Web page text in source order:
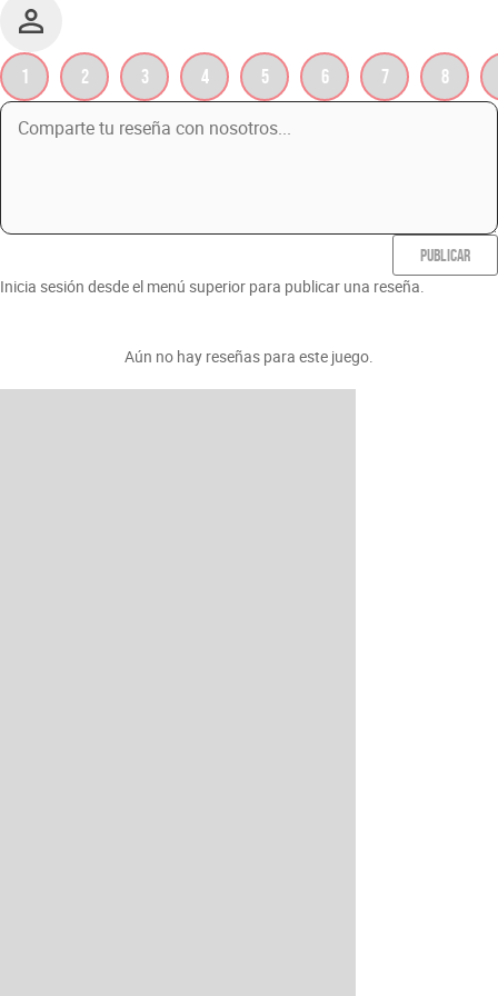
1 2 3 4 5 6 7 8
PUBLICAR
Inicia sesión desde el menú superior para publicar una reseña.
Aún no hay reseñas para este juego.